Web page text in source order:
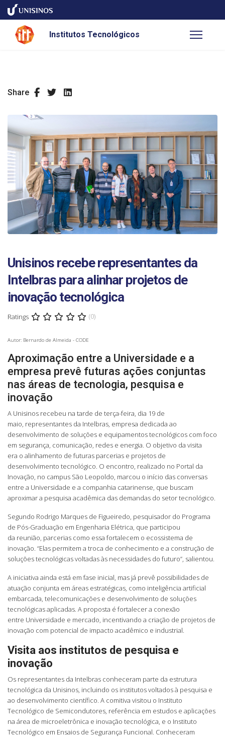
Institutos Tecnológicos
Share
Unisinos recebe representantes da
Intelbras para alinhar projetos de
inovação tecnológica
Ratings (0)
Autor: Bernardo de Almeida - CODE
Aproximação entre a Universidade e a
empresa prevê futuras ações conjuntas
nas áreas de tecnologia, pesquisa e
inovação
A Unisinos recebeu na tarde de terça-feira, dia 19 de
maio, representantes da Intelbras, empresa dedicada ao
desenvolvimento de soluções e equipamentos tecnológicos com foco
em segurança, comunicação, redes e energia. O objetivo da visita
era o alinhamento de futuras parcerias e projetos de
desenvolvimento tecnológico. O encontro, realizado no Portal da
Inovação, no campus São Leopoldo, marcou o início das conversas
entre a Universidade e a companhia catarinense, que buscam
aproximar a pesquisa acadêmica das demandas do setor tecnológico.
Segundo Rodrigo Marques de Figueiredo, pesquisador do Programa
de Pós-Graduação em Engenharia Elétrica, que participou
da reunião, parcerias como essa fortalecem o ecossistema de
inovação. “Elas permitem a troca de conhecimento e a construção de
soluções tecnológicas voltadas às necessidades do futuro”, salientou.
A iniciativa ainda está em fase inicial, mas já prevê possibilidades de
atuação conjunta em áreas estratégicas, como inteligência artificial
embarcada, telecomunicações e desenvolvimento de soluções
tecnológicas aplicadas. A proposta é fortalecer a conexão
entre Universidade e mercado, incentivando a criação de projetos de
inovação com potencial de impacto acadêmico e industrial.
Visita aos institutos de pesquisa e
inovação
Os representantes da Intelbras conheceram parte da estrutura
tecnológica da Unisinos, incluindo os institutos voltados à pesquisa e
ao desenvolvimento científico. A comitiva visitou o Instituto
Tecnológico de Semicondutores, referência em estudos e aplicações
na área de microeletrônica e inovação tecnológica, e o Instituto
Tecnológico em Ensaios de Segurança Funcional. Conheceram